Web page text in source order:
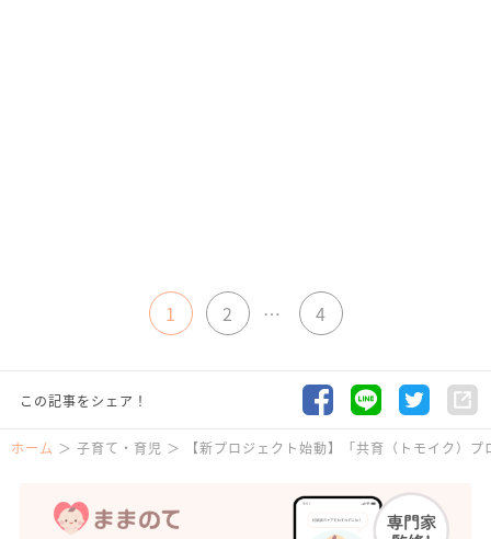
1 2 … 4
この記事をシェア！
ホーム 子育て・育児 【新プロジェクト始動】「共育（トモイク）